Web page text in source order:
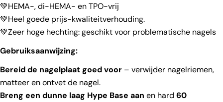
💚HEMA-, di-HEMA- en TPO-vrij
💚Heel goede prijs-kwaliteitverhouding.
💚Zeer hoge hechting: geschikt voor problematische nagels
Gebruiksaanwijzing:
Bereid de nagelplaat goed voor – verwijder nagelriemen,
matteer en ontvet de nagel.
Breng een dunne laag Hype Base aan en hard 60